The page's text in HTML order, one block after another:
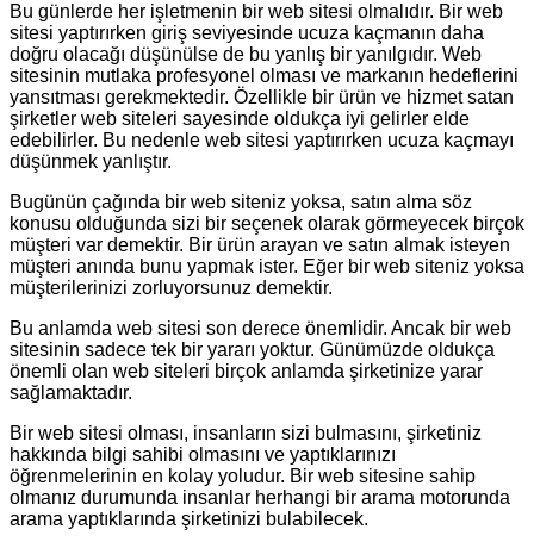
Bu günlerde her işletmenin bir web sitesi olmalıdır. Bir web
sitesi yaptırırken giriş seviyesinde ucuza kaçmanın daha
doğru olacağı düşünülse de bu yanlış bir yanılgıdır. Web
sitesinin mutlaka profesyonel olması ve markanın hedeflerini
yansıtması gerekmektedir. Özellikle bir ürün ve hizmet satan
şirketler web siteleri sayesinde oldukça iyi gelirler elde
edebilirler. Bu nedenle web sitesi yaptırırken ucuza kaçmayı
düşünmek yanlıştır.
Bugünün çağında bir web siteniz yoksa, satın alma söz
konusu olduğunda sizi bir seçenek olarak görmeyecek birçok
müşteri var demektir. Bir ürün arayan ve satın almak isteyen
müşteri anında bunu yapmak ister. Eğer bir web siteniz yoksa
müşterilerinizi zorluyorsunuz demektir.
Bu anlamda web sitesi son derece önemlidir. Ancak bir web
sitesinin sadece tek bir yararı yoktur. Günümüzde oldukça
önemli olan web siteleri birçok anlamda şirketinize yarar
sağlamaktadır.
Bir web sitesi olması, insanların sizi bulmasını, şirketiniz
hakkında bilgi sahibi olmasını ve yaptıklarınızı
öğrenmelerinin en kolay yoludur. Bir web sitesine sahip
olmanız durumunda insanlar herhangi bir arama motorunda
arama yaptıklarında şirketinizi bulabilecek.